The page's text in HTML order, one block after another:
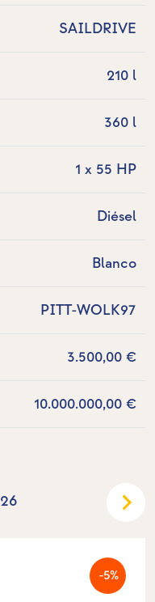
SAILDRIVE
210 l
360 l
1 x 55 HP
Diésel
Blanco
PITT-WOLK97
3.500,00 €
10.000.000,00 €
-5%